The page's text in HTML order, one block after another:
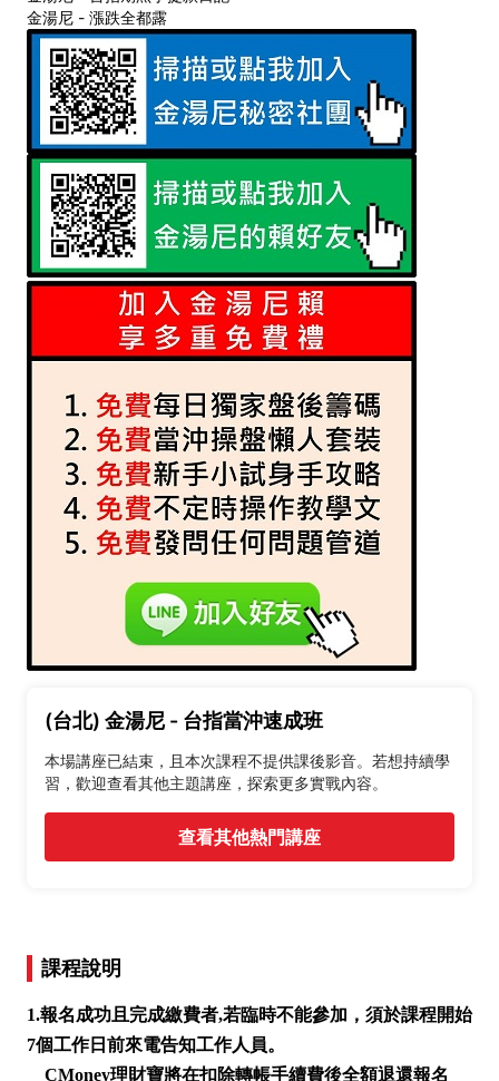
金湯尼 - 漲跌全都露
(台北) 金湯尼 - 台指當沖速成班
本場講座已結束，且本次課程不提供課後影音。若想持續學
習，歡迎查看其他主題講座，探索更多實戰內容。
查看其他熱門講座
課程說明
1.報名成功且完成繳費者,若臨時不能參加，須於課程開始
7個工作日前來電告知工作人員。
CMoney理財寶將在扣除轉帳手續費後全額退還報名